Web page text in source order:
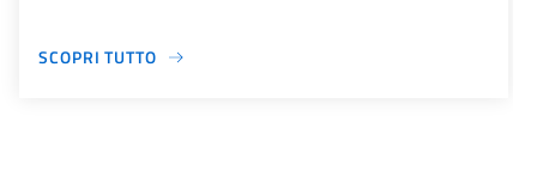
SCOPRI TUTTO